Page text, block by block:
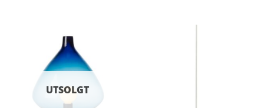
UTSOLGT